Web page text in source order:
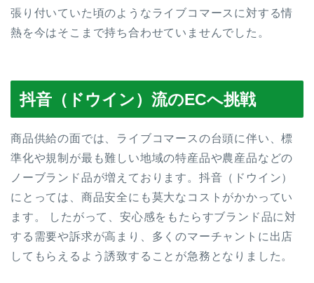
張り付いていた頃のようなライブコマースに対する情
熱を今はそこまで持ち合わせていませんでした。
抖音（ドウイン）流のECへ挑戦
商品供給の面では、ライブコマースの台頭に伴い、標
準化や規制が最も難しい地域の特産品や農産品などの
ノーブランド品が増えております。抖音（ドウイン）
にとっては、商品安全にも莫大なコストがかかってい
ます。 したがって、安心感をもたらすブランド品に対
する需要や訴求が高まり、多くのマーチャントに出店
してもらえるよう誘致することが急務となりました。